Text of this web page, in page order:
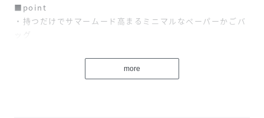
■point
・持つだけでサマームード高まるミニマルなペーパーかごバ
ッグ
・巾着タイプの内袋付きで中身が見える心配もなし
more